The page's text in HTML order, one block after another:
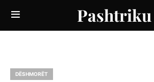
Pashtriku
DËSHMORËT